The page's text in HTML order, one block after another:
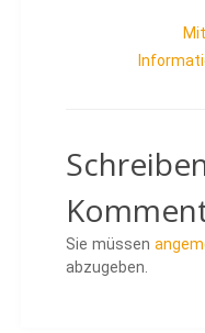
Sie müssen
abzugeben.